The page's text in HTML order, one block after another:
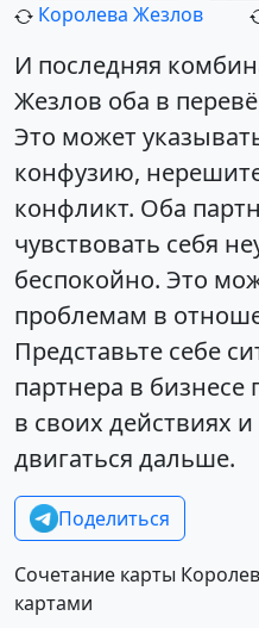
Королева Жезлов
И последняя
Жезлов оба в
Это может
конфузию,
конфликт. Оба
чувствовать себя
беспокойно. Это
проблемам в
Представьте себе
партнера в бизнесе
в своих действиях
двигаться дальше.
Поделиться
Сочетание карты
картами